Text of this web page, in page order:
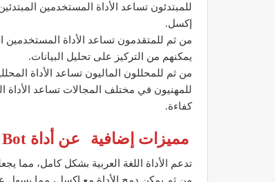
للمبتدئون تساعد الأداة المستخدمين
إكسل.
من ثم للمتقدمون تساعد الأداة المستخدمين
يمكنهم من التركيز على تحليل البيانات.
من ثم للمحللون الماليون تساعد الأداة
للمهنيون في مختلف المجالات تساعد
كفاءة.
مميزات إضافية عن أداة Excel Formula Bot لكتابة صيغ إكسل بسهولة
تدعم الأداة اللغة العربية بشكل كامل، مما